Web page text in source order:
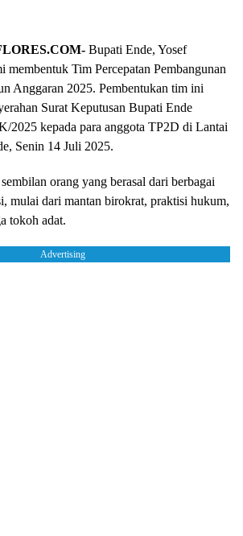
Bupati Ende, Yosef
membentuk Tim Percepatan Pembangunan
Anggaran 2025. Pembentukan tim ini
Surat Keputusan Bupati Ende
2025 kepada para anggota TP2D di Lantai
Senin 14 Juli 2025.
orang yang berasal dari berbagai
mulai dari mantan birokrat, praktisi hukum,
tokoh adat.
Advertising